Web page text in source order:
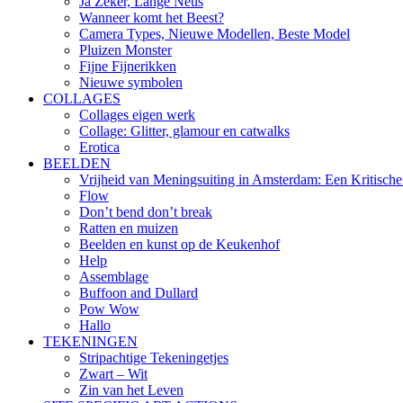
Wanneer komt het Beest?
Camera Types, Nieuwe Modellen, Beste Model
Pluizen Monster
Fijne Fijnerikken
Nieuwe symbolen
COLLAGES
Collages eigen werk
Collage: Glitter, glamour en catwalks
Erotica
BEELDEN
Vrijheid van Meningsuiting in Amsterdam: Een
Flow
Don’t bend don’t break
Ratten en muizen
Beelden en kunst op de Keukenhof
Help
Assemblage
Buffoon and Dullard
Pow Wow
Hallo
TEKENINGEN
Stripachtige Tekeningetjes
Zwart – Wit
Zin van het Leven